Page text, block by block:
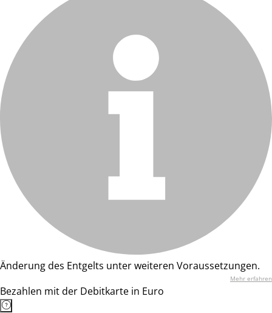
Änderung des Entgelts unter weiteren Voraussetzungen.
Mehr erfahren
Bezahlen mit der Debitkarte in Euro